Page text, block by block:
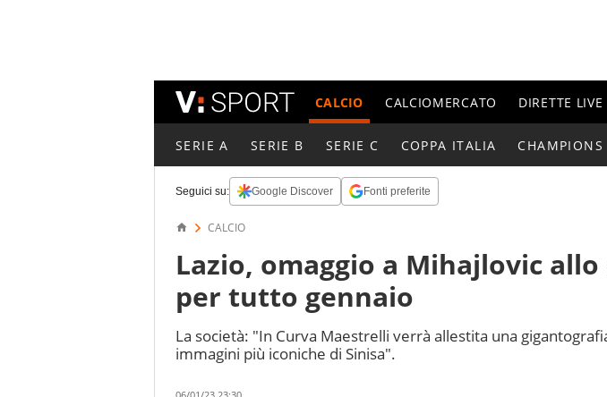
CALCIO CALCIOMERCATO DIRETTE LIVE
SERIE A SERIE B SERIE C COPPA ITALIA CHAMPIONS
Seguici su: Google Discover Fonti preferite
CALCIO
Lazio, omaggio a Mihajlovic
per tutto gennaio
La società: "In Curva Maestrelli verrà allestita una
immagini più iconiche di Sinisa".